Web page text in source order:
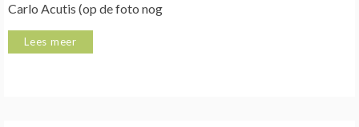
Carlo Acutis (op de foto nog
Lees meer